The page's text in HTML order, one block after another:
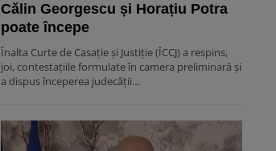
Călin Georgescu și Horațiu Potra
poate începe
Înalta Curte de Casație și Justiție (ÎCCJ) a respins,
joi, contestațiile formulate în camera preliminară și
a dispus începerea judecății…